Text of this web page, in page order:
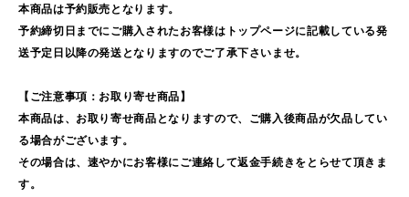
本商品は予約販売となります。
予約締切日までにご購入されたお客様はトップページに記載している発
送予定日以降の発送となりますのでご了承下さいませ。
【ご注意事項：お取り寄せ商品】
本商品は、お取り寄せ商品となりますので、ご購入後商品が欠品してい
る場合がございます。
その場合は、速やかにお客様にご連絡して返金手続きをとらせて頂きま
す。